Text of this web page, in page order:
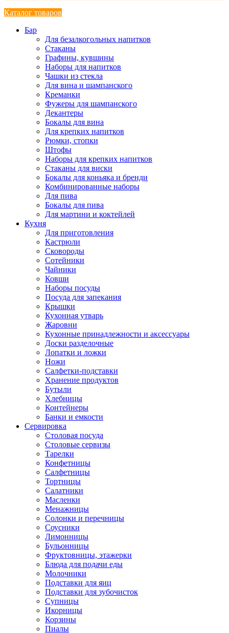
Каталог товаров
Бар
Для безалкогольных напитков
Стаканы
Графины, кувшины
Наборы для напитков
Чашки из стекла
Для вина и шампанского
Креманки
Фужеры для шампанского
Декантеры
Бокалы для вина
Для крепких напитков
Рюмки, стопки
Штофы
Наборы для крепких напитков
Стаканы для виски
Бокалы для коньяка и бренди
Комбинированные наборы
Для пива
Бокалы для пива
Для мартини и коктейлей
Кухня
Для приготовления
Кастрюли
Сковороды
Сотейники
Чайники
Ковши
Наборы посуды
Посуда для запекания
Крышки
Кухонная утварь
Жаровни
Кухонные принадлежности и аксессуары
Доски разделочные
Лопатки и ложки
Ножи
Салфетки-подставки
Хранение продуктов
Бутыли
Хлебницы
Контейнеры
Банки и емкости
Сервировка
Столовая посуда
Столовые сервизы
Тарелки
Конфетницы
Салфетницы
Тортницы
Салатники
Масленки
Менажницы
Солонки и перечницы
Соусники
Лимонницы
Бульонницы
Фруктовницы, этажерки
Блюда для подачи еды
Молочники
Подставки для яиц
Подставки для зубочисток
Супницы
Икорницы
Корзины
Пиалы